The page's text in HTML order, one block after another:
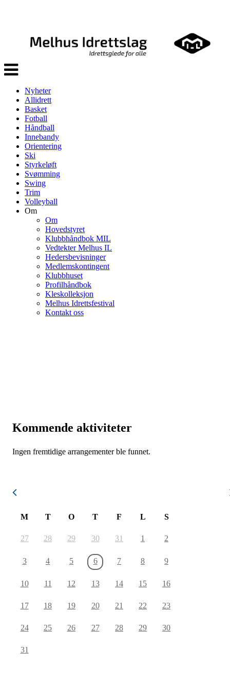
Veksle
navigasjon
Nyheter
Allidrett
Basket
Fotball
Håndball
Innebandy
Orientering
Ski
Styrkeløft
Svømming
Swing
Trim
Volleyball
Om
Om
Hovedstyret
Klubbhåndbok MIL
Vedtekter Melhus IL
Hedersbevisninger
Medlemskontingent
Klubbhuset
Profilhåndbok
Kleskolleksjon
Melhus Idrettsfestival
Kontakt oss
Kommende aktiviteter
Ingen fremtidige arrangementer ble funnet.
M T O T F L S
27 28 29 30 31 1 2
3 4 5 6 7 8 9
10 11 12 13 14 15 16
17 18 19 20 21 22 23
24 25 26 27 28 29 30
31